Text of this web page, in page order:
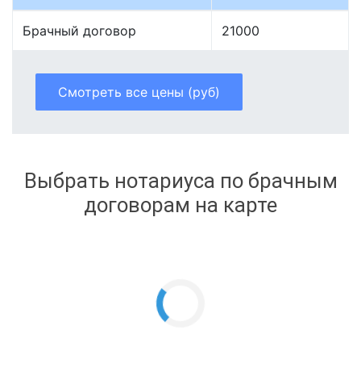
Брачный договор 21000
Смотреть все цены (руб)
Выбрать нотариуса по брачным
договорам на карте